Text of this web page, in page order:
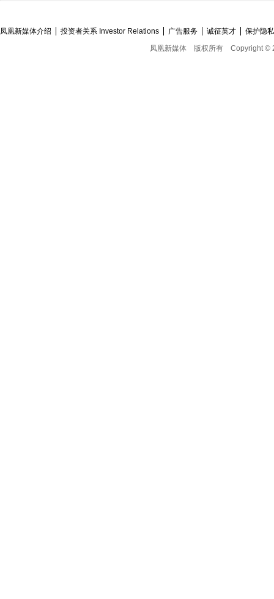
凤凰新媒体介绍 投资者关系 Investor Relations 广告服务 诚征英才
保护隐
凤凰新媒体
版权所有 Copyright ©